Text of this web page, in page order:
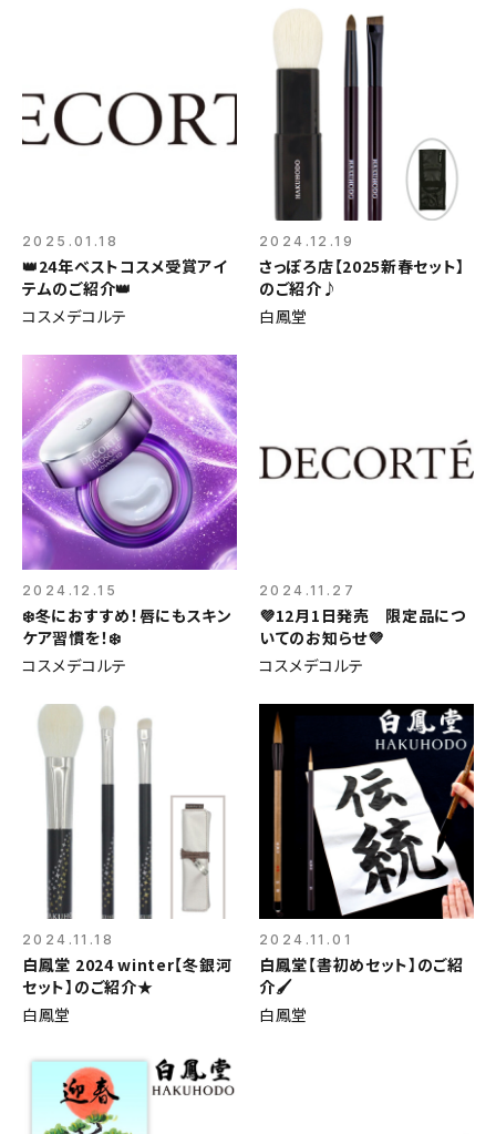
2025.01.18
👑24年ベストコスメ受賞アイ
テムのご紹介👑
コスメデコルテ
2024.12.19
さっぽろ店【2025新春セット】
のご紹介♪
白鳳堂
2024.12.15
❄️冬におすすめ！唇にもスキン
ケア習慣を！❄️
コスメデコルテ
2024.11.27
💜12月1日発売 限定品につ
いてのお知らせ💜
コスメデコルテ
2024.11.18
白鳳堂 2024 winter【冬銀河
セット】のご紹介★
白鳳堂
2024.11.01
白鳳堂【書初めセット】のご紹
介🖌
白鳳堂